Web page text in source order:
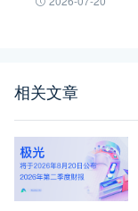
相关文章